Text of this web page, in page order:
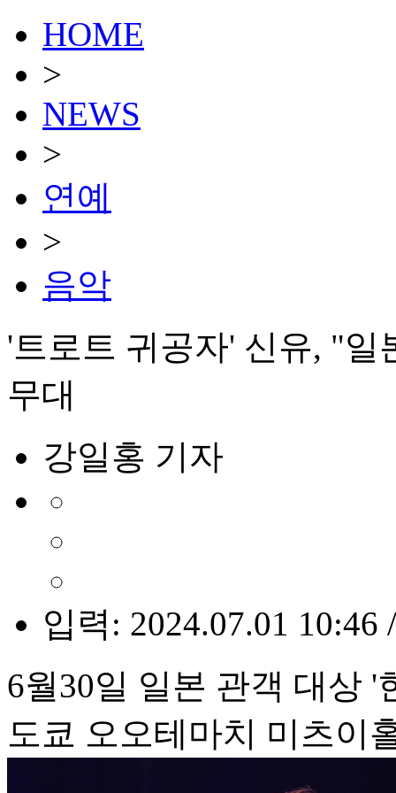
HOME
>
NEWS
>
연예
>
음악
'트로트 귀공자' 신유, "
무대
강일홍 기자
입력: 2024.07.01 10:46
6월30일 일본 관객 대상
도쿄 오오테마치 미츠이